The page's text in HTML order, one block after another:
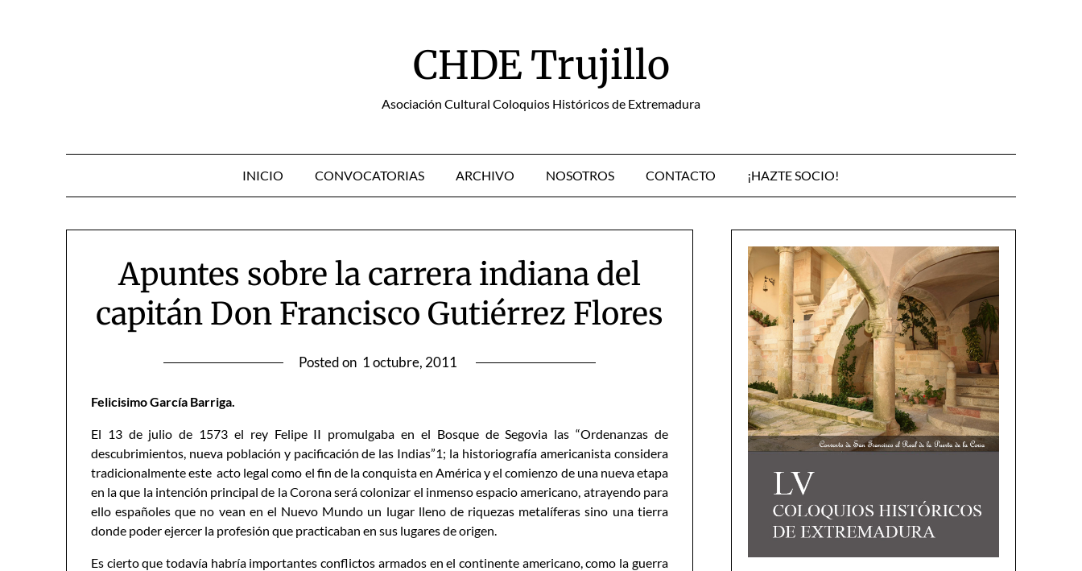
CHDE Trujillo
Asociación Cultural Coloquios Históricos de Extremadura
INICIO CONVOCATORIAS ARCHIVO NOSOTROS CONTACTO ¡HAZTE SOCIO!
Apuntes sobre la carrera indiana del
capitán Don Francisco Gutiérrez Flores
Posted on 1 octubre, 2011
Felicisimo García Barriga.
El 13 de julio de 1573 el rey Felipe II promulgaba en el Bosque de Segovia las “Ordenanzas de
descubrimientos, nueva población y pacificación de las Indias”1; la historiografía americanista considera
tradicionalmente este acto legal como el fin de la conquista en América y el comienzo de una nueva etapa
en la que la intención principal de la Corona será colonizar el inmenso espacio americano, atrayendo para
ello españoles que no vean en el Nuevo Mundo un lugar lleno de riquezas metalíferas sino una tierra
donde poder ejercer la profesión que practicaban en sus lugares de origen.
Es cierto que todavía habría importantes conflictos armados en el continente americano, como la guerra